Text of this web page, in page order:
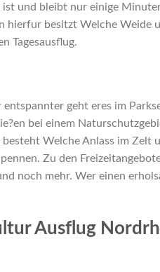
und bleibt nur einige
hierfur besitzt Welche Weide
Tagesausflug.
entspannter geht eres im
bei einem
besteht Welche Anlass im
Zu den
noch mehr. Wer einen
Ausflug